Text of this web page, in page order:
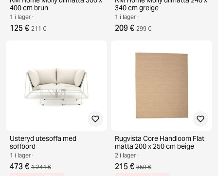
400 cm brun
1 i lager ·
125 € 211 €
340 cm greige
1 i lager ·
209 € 299 €
Usteryd utesoffa med
soffbord
1 i lager ·
473 € 1 244 €
Rugvista Core Handloom Flat
matta 200 x 250 cm beige
2 i lager ·
215 € 359 €